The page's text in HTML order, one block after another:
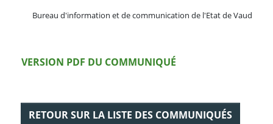
Bureau d'information et de communication de l'Etat de Vaud
Version PDF
VERSION PDF DU COMMUNIQUÉ
RETOUR SUR LA LISTE DES COMMUNIQUÉS